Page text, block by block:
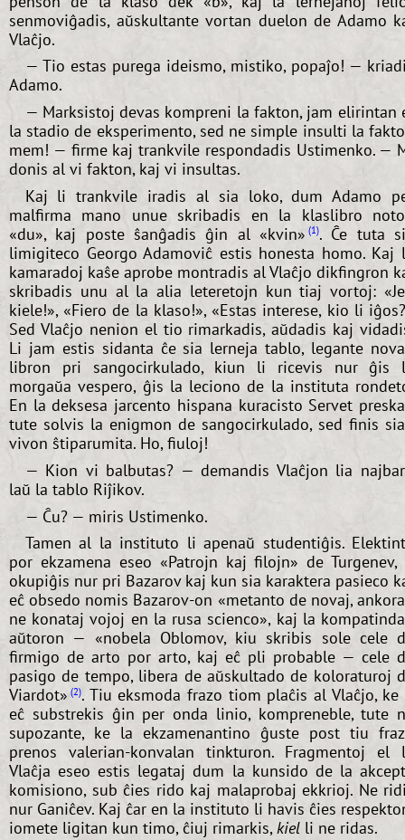
senmoviĝadis, aŭskultante vortan duelon de Adamo
Vlaĉjo.
— Tio estas purega ideismo, mistiko, popaĵo! —
Adamo.
— Marksistoj devas kompreni la fakton, jam elirintan
la stadio de eksperimento, sed ne simple insulti la
mem! — firme kaj trankvile respondadis Ustimenko. —
donis al vi fakton, kaj vi insultas.
Kaj li trankvile iradis al sia loko, dum Adamo
malfirma mano unue skribadis en la klaslibro
«du», kaj poste ŝanĝadis ĝin al «kvin» 1 . Ĉe tuta
limigiteco Georgo Adamoviĉ estis honesta homo. Kaj
kamaradoj kaŝe aprobe montradis al Vlaĉjo dikfingron
skribadis unu al la alia leteretojn kun tiaj vortoj:
kiele!», «Fiero de la klaso!», «Estas interese, kio li
Sed Vlaĉjo nenion el tio rimarkadis, aŭdadis kaj
Li jam estis sidanta ĉe sia lerneja tablo, legante
libron pri sangocirkulado, kiun li ricevis nur ĝis
morgaŭa vespero, ĝis la leciono de la instituta
En la deksesa jarcento hispana kuracisto Servet
tute solvis la enigmon de sangocirkulado, sed finis
vivon ŝtiparumita. Ho, fiuloj!
— Kion vi balbutas? — demandis Vlaĉjon lia
laŭ la tablo Riĵikov.
— Ĉu? — miris Ustimenko.
Tamen al la instituto li apenaŭ studentiĝis.
por ekzamena eseo «Patrojn kaj filojn» de
okupiĝis nur pri Bazarov kaj kun sia karaktera pasieco
eĉ obsedo nomis Bazarov-on «metanto de novaj,
ne konataj vojoj en la rusa scienco», kaj la
aŭtoron — «nobela Oblomov, kiu skribis sole cele
firmigo de arto por arto, kaj eĉ pli probable — cele
pasigo de tempo, libera de aŭskultado de koloraturoj
Viardot» 2 . Tiu eksmoda frazo tiom plaĉis al Vlaĉjo,
eĉ substrekis ĝin per onda linio, kompreneble, tute
supozante, ke la ekzamenantino ĝuste post tiu
prenos valerian-konvalan tinkturon. Fragmentoj el
Vlaĉja eseo estis legataj dum la kunsido de la
komisiono, sub ĉies rido kaj malaprobaj ekkrioj. Ne
nur Ganiĉev. Kaj ĉar en la instituto li havis ĉies
iomete ligitan kun timo, ĉiuj rimarkis,kiel li ne ridas.